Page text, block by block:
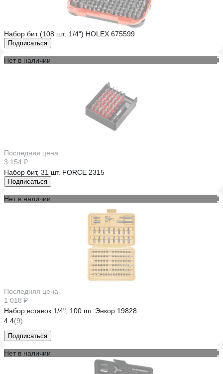
Набор бит (108 шт; 1/4") HOLEX 675599
Подписаться
Нет в наличии
Последняя цена
3 154 ₽
Набор бит, 31 шт. FORCE 2315
Подписаться
Нет в наличии
Последняя цена
1 018 ₽
Набор вставок 1/4", 100 шт. Энкор 19828
4.4(9)
Подписаться
Нет в наличии